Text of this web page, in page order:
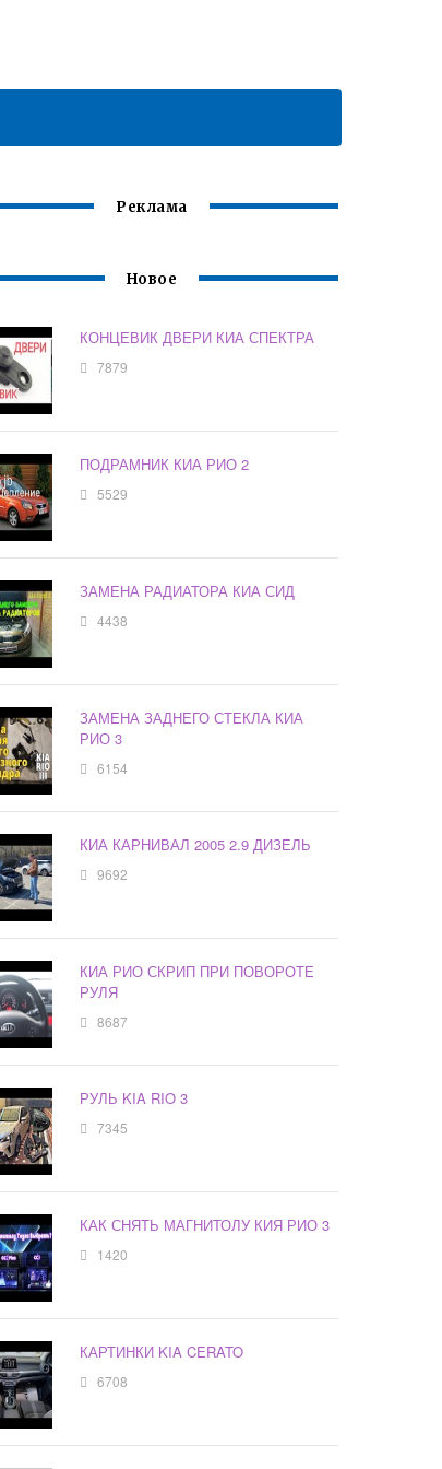
Реклама
Новое
КОНЦЕВИК ДВЕРИ КИА СПЕКТРА
7879
ПОДРАМНИК КИА РИО 2
5529
ЗАМЕНА РАДИАТОРА КИА СИД
4438
ЗАМЕНА ЗАДНЕГО СТЕКЛА КИА
РИО 3
6154
КИА КАРНИВАЛ 2005 2.9 ДИЗЕЛЬ
9692
КИА РИО СКРИП ПРИ ПОВОРОТЕ
РУЛЯ
8687
РУЛЬ KIA RIO 3
7345
КАК СНЯТЬ МАГНИТОЛУ КИЯ РИО 3
1420
КАРТИНКИ KIA CERATO
6708